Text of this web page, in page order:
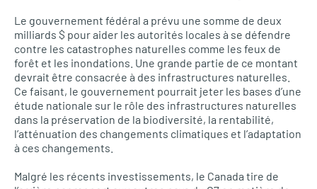
Le gouvernement fédéral a prévu une somme de deux
milliards $ pour aider les autorités locales à se défendre
contre les catastrophes naturelles comme les feux de
forêt et les inondations. Une grande partie de ce montant
devrait être consacrée à des infrastructures naturelles.
Ce faisant, le gouvernement pourrait jeter les bases d’une
étude nationale sur le rôle des infrastructures naturelles
dans la préservation de la biodiversité, la rentabilité,
l’atténuation des changements climatiques et l’adaptation
à ces changements.
Malgré les récents investissements, le Canada tire de